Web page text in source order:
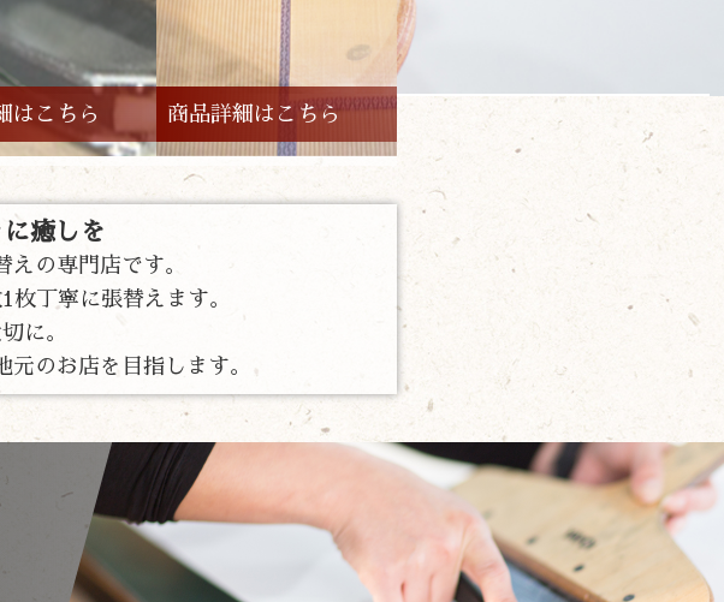
はこちら 商品詳細はこちら
癒しを
の専門店です。
丁寧に張替えます。
に。
のお店を目指します。